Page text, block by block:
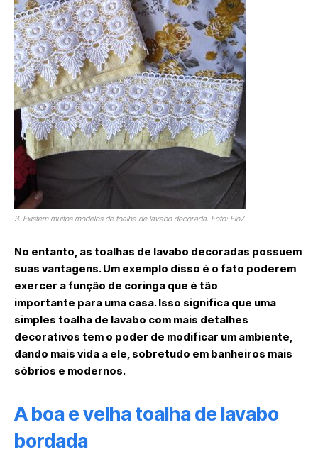
3. Existem muitos modelos de toalha de lavabo decorada. Foto: Elo7
No entanto, as toalhas de lavabo decoradas possuem
suas vantagens. Um exemplo disso é o fato poderem
exercer a função de coringa que é tão
importante para uma casa. Isso significa que uma
simples toalha de lavabo com mais detalhes
decorativos tem o poder de modificar um ambiente,
dando mais vida a ele, sobretudo em banheiros mais
sóbrios e modernos.
A boa e velha toalha de lavabo
bordada